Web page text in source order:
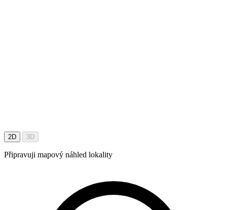
2D 3D
Připravuji mapový náhled lokality